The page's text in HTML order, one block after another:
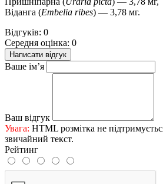
Віданга (Embelia ribes) — 3,78 мг.
Відгуків: 0
Середня оцінка: 0
Написати відгук
Ваше ім’я
Ваш відгук
Увага: HTML розмітка не
звичайний текст.
Рейтинг